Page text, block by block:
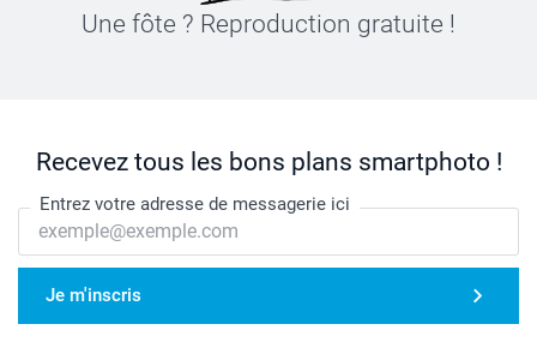
Une fôte ? Reproduction gratuite !
Recevez tous les bons plans smartphoto !
Entrez votre adresse de messagerie ici
Je m'inscris